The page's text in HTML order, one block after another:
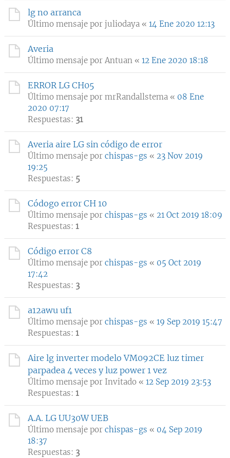
lg no arranca
Último mensaje por juliodaya « 14 Ene 2020 12:13
Averia
Último mensaje por Antuan « 12 Ene 2020 18:18
ERROR LG CH05
Último mensaje por mrRandallstema « 08 Ene
2020 07:17
Respuestas: 31
Averia aire LG sin código de error
Último mensaje por chispas-gs « 23 Nov 2019
19:25
Respuestas: 5
Códogo error CH 10
Último mensaje por chispas-gs « 21 Oct 2019 18:09
Respuestas: 1
Código error C8
Último mensaje por chispas-gs « 05 Oct 2019
17:42
Respuestas: 3
a12awu uf1
Último mensaje por chispas-gs « 19 Sep 2019 15:47
Respuestas: 1
Aire lg inverter modelo VM092CE luz timer
parpadea 4 veces y luz power 1 vez
Último mensaje por Invitado « 12 Sep 2019 23:53
Respuestas: 1
A.A. LG UU30W UEB
Último mensaje por chispas-gs « 04 Sep 2019
18:37
Respuestas: 3